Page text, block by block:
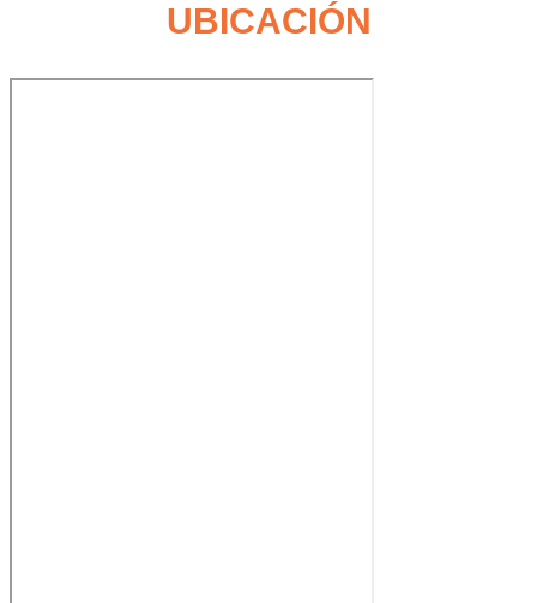
UBICACIÓN